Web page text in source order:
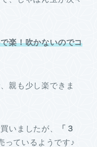
楽！吹かないのでコ
親も少し楽できま
いましたが、
「３
っているようです♪